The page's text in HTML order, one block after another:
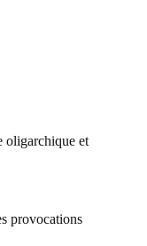
oligarchique et
provocations